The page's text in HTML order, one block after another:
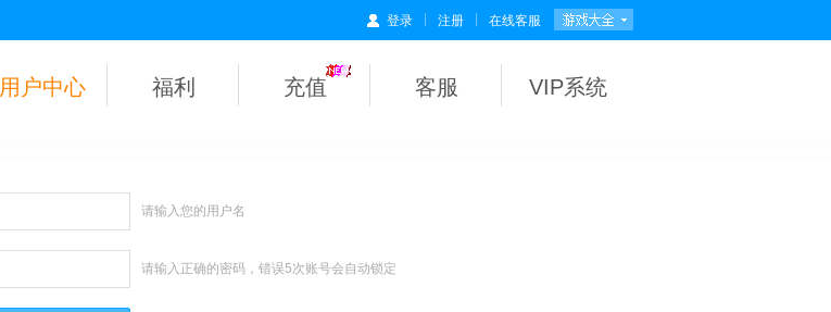
登录 注册 在线客服
用户中心 福利 充值 客服 VIP系统
请输入您的用户名
请输入正确的密码，错误5次账号会自动锁定